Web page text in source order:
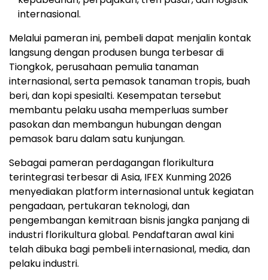
internasional.
Melalui pameran ini, pembeli dapat menjalin kontak
langsung dengan produsen bunga terbesar di
Tiongkok, perusahaan pemulia tanaman
internasional, serta pemasok tanaman tropis, buah
beri, dan kopi spesialti. Kesempatan tersebut
membantu pelaku usaha memperluas sumber
pasokan dan membangun hubungan dengan
pemasok baru dalam satu kunjungan.
Sebagai pameran perdagangan florikultura
terintegrasi terbesar di Asia, IFEX Kunming 2026
menyediakan platform internasional untuk kegiatan
pengadaan, pertukaran teknologi, dan
pengembangan kemitraan bisnis jangka panjang di
industri florikultura global. Pendaftaran awal kini
telah dibuka bagi pembeli internasional, media, dan
pelaku industri.